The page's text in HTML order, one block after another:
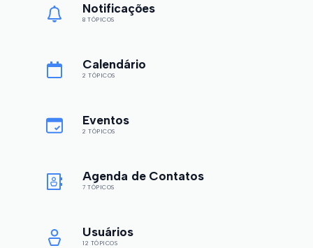
Notificações
8 TÓPICOS
Calendário
2 TÓPICOS
Eventos
2 TÓPICOS
Agenda de Contatos
7 TÓPICOS
Usuários
12 TÓPICOS